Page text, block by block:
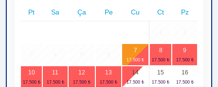
Pt Sa Ça Pe Cu Ct Pz
7 8 9
10 11 12 13 14 15 16